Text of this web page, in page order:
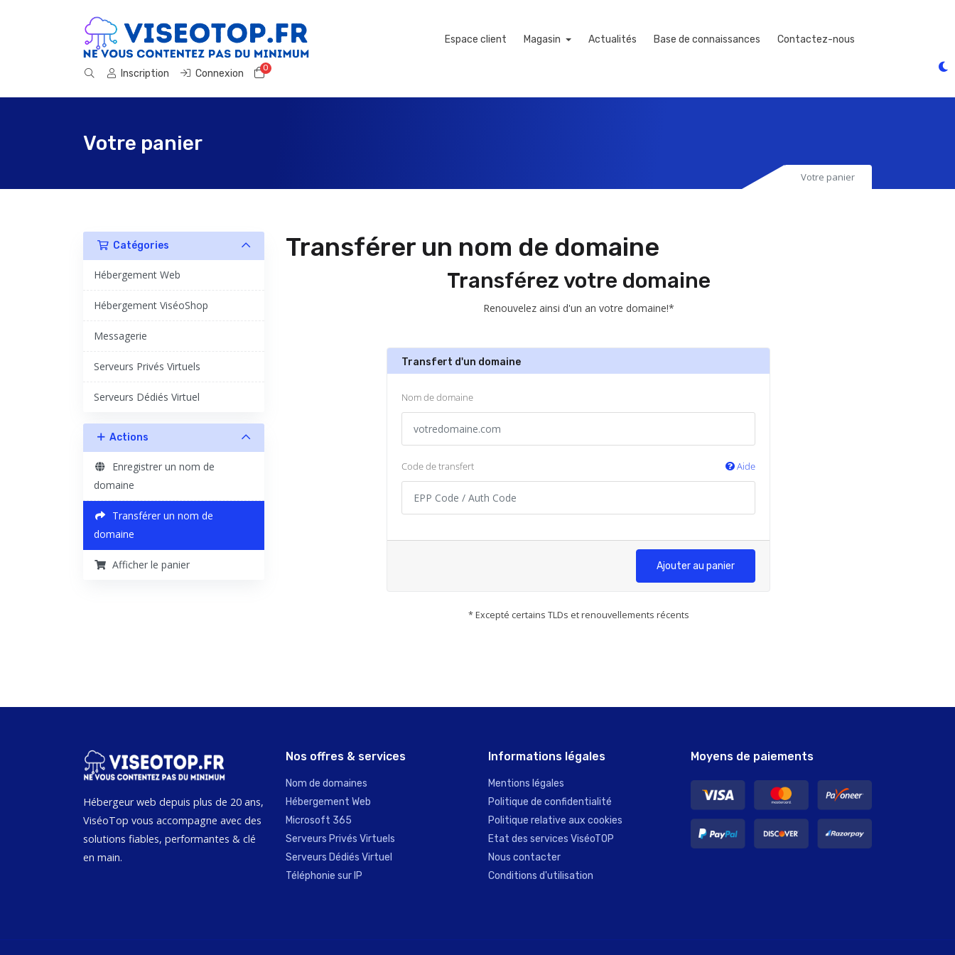
Espace client Magasin Actualités Base de connaissances Contactez-nous
Inscription Connexion 0Votre panier
Votre panier
Votre panier
Catégories
Hébergement Web
Hébergement ViséoShop
Messagerie
Serveurs Privés Virtuels
Serveurs Dédiés Virtuel
Actions
Enregistrer un nom de
domaine
Transférer un nom de
domaine
Afficher le panier
Transférer un nom de domaine
Transférez votre domaine
Renouvelez ainsi d'un an votre domaine!*
Transfert d'un domaine
Nom de domaine
Code de transfert Aide
Ajouter au panier
* Excepté certains TLDs et renouvellements récents
Hébergeur web depuis plus de 20 ans,
ViséoTop vous accompagne avec des
solutions fiables, performantes & clé
en main.
Nos offres & services
Nom de domaines
Hébergement Web
Microsoft 365
Serveurs Privés Virtuels
Serveurs Dédiés Virtuel
Téléphonie sur IP
Informations légales
Mentions légales
Politique de confidentialité
Politique relative aux cookies
Etat des services ViséoTOP
Nous contacter
Conditions d'utilisation
Moyens de paiements